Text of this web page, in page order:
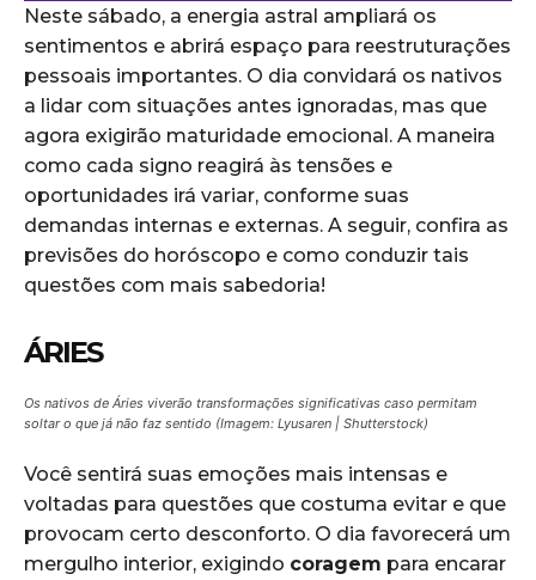
Neste sábado, a energia astral ampliará os
sentimentos e abrirá espaço para reestruturações
pessoais importantes. O dia convidará os nativos
a lidar com situações antes ignoradas, mas que
agora exigirão maturidade emocional. A maneira
como cada signo reagirá às tensões e
oportunidades irá variar, conforme suas
demandas internas e externas. A seguir, confira as
previsões do horóscopo e como conduzir tais
questões com mais sabedoria!
ÁRIES
Os nativos de Áries viverão transformações significativas caso permitam
soltar o que já não faz sentido (Imagem: Lyusaren | Shutterstock)
Você sentirá suas emoções mais intensas e
voltadas para questões que costuma evitar e que
provocam certo desconforto. O dia favorecerá um
mergulho interior, exigindo coragem para encarar